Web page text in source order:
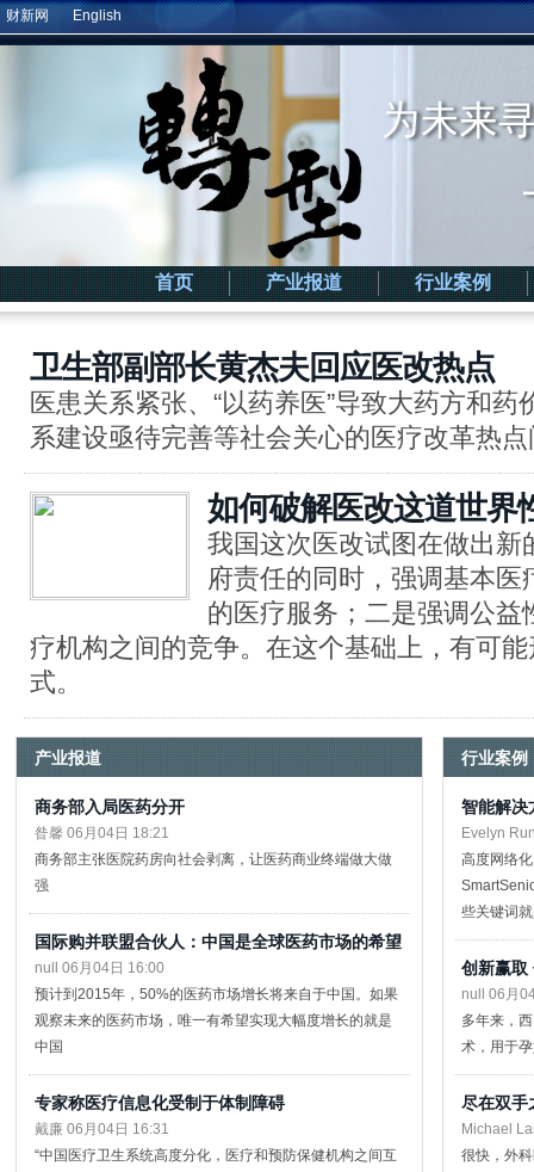
财新网 English
首页 产业报道 行业案例
卫生部副部长黄杰夫回应医改热点
医患关系紧张、“以药养医”导致大药方和
系建设亟待完善等社会关心的医疗改革热
如何破解医改这道世界
我国这次医改试图在做出新
府责任的同时，强调基本医
的医疗服务；二是强调公益
疗机构之间的竞争。在这个基础上，有可
式。
产业报道
商务部入局医药分开
昝馨 06月04日 18:21
商务部主张医院药房向社会剥离，让医药商业终端做大做
强
国际购并联盟合伙人：中国是全球医药市场的希望
null 06月04日 16:00
预计到2015年，50%的医药市场增长将来自于中国。如果
观察未来的医药市场，唯一有希望实现大幅度增长的就是
中国
专家称医疗信息化受制于体制障碍
戴廉 06月04日 16:31
“中国医疗卫生系统高度分化，医疗和预防保健机构之间互
行业案例
智能解决
Evelyn
高度网络
些关键词
创新赢取
null 06月
多年来，
术，用于
尽在双手
Michael
很快，外